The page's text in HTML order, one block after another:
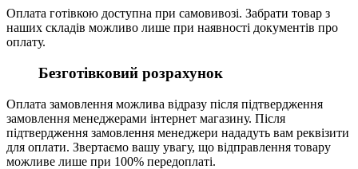
Оплата готівкою доступна при самовивозі. Забрати товар з
наших складів можливо лише при наявності документів про
оплату.
Безготівковий розрахунок
Оплата замовлення можлива відразу після підтвердження
замовлення менеджерами інтернет магазину. Після
підтвердження замовлення менеджери нададуть вам реквізити
для оплати. Звертаємо вашу увагу, що відправлення товару
можливе лише при 100% передоплаті.